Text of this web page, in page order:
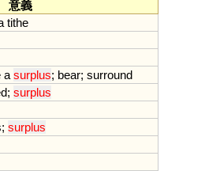
意義
tithe
a surplus; bear; surround
; surplus
; surplus